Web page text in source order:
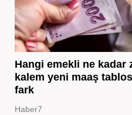
Hangi emekli ne kadar
kalem yeni maaş
fark
Haber7